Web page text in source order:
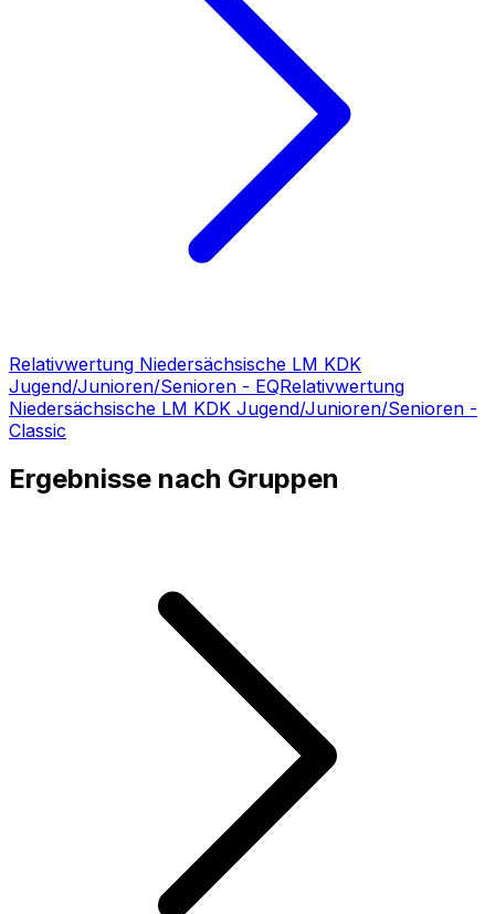
Relativwertung Niedersächsische LM KDK
Jugend/Junioren/Senioren - EQRelativwertung
Niedersächsische LM KDK Jugend/Junioren/Senioren -
Classic
Ergebnisse nach Gruppen